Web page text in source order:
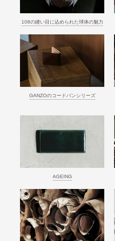
108の縫い目に込められた球体の魅力
GANZOのコードバンシリーズ
AGEING